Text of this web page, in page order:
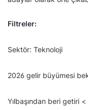
Filtreler:
Sektör: Teknoloji
2026 gelir büyümesi
Yılbaşından beri getiri